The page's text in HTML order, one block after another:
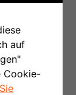
auf
Cookie-